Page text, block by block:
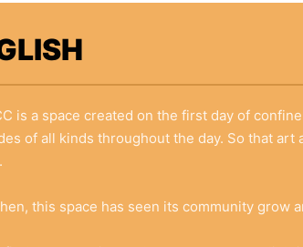
is a space created on the first day of
of all kinds throughout the day. So that
this space has seen its community grow